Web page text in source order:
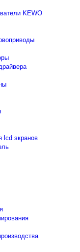
KEWO
lcd экранов